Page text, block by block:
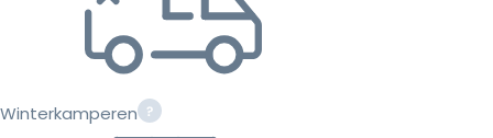
Winterkamperen